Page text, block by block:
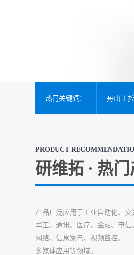
热门关键词： 舟山工
PRODUCT
研维拓 · 热
产品广泛应用于工业自动化、交
军工、通讯、医疗、金融、电信
网络、信息家电、视频监控、
多媒体应用等领域。